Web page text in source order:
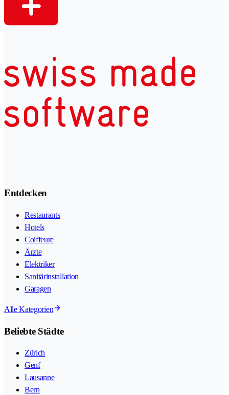
Entdecken
Restaurants
Hotels
Coiffeure
Ärzte
Elektriker
Sanitärinstallation
Garagen
Alle Kategorien
Beliebte Städte
Zürich
Genf
Lausanne
Bern